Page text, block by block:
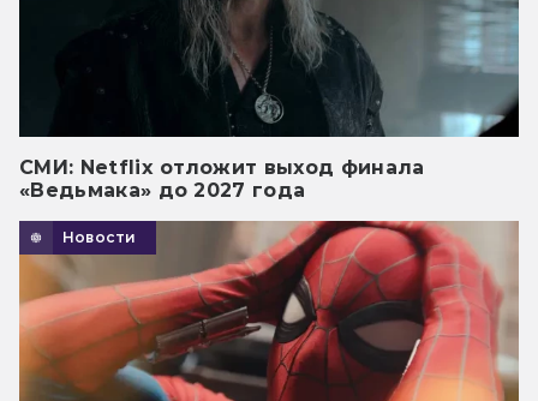
СМИ: Netflix отложит выход финала
«Ведьмака» до 2027 года
Новости